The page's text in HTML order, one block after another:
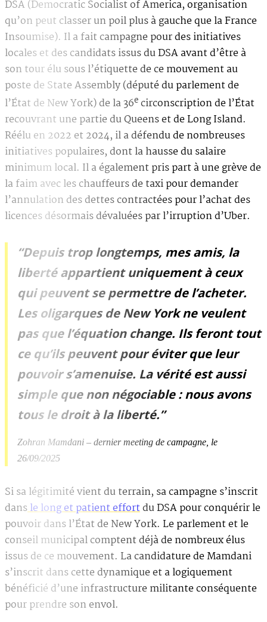
DSA (Democratic Socialist of America, organisation
qu’on peut classer un poil plus à gauche que la France
Insoumise). Il a fait campagne pour des initiatives
locales et des candidats issus du DSA avant d’être à
son tour élu sous l’étiquette de ce mouvement au
poste de State Assembly (député du parlement de
l’État de New York) de la 36ecirconscription de l’État
recouvrant une partie du Queens et de Long Island.
Réélu en 2022 et 2024, il a défendu de nombreuses
initiatives populaires, dont la hausse du salaire
minimum local. Il a également pris part à une grève de
la faim avec les chauffeurs de taxi pour demander
l’annulation des dettes contractées pour l’achat des
licences désormais dévaluées par l’irruption d’Uber.
“Depuis trop longtemps, mes amis, la
liberté appartient uniquement à ceux
qui peuvent se permettre de l’acheter.
Les oligarques de New York ne veulent
pas que l’équation change. Ils feront tout
ce qu’ils peuvent pour éviter que leur
pouvoir s’amenuise. La vérité est aussi
simple que non négociable : nous avons
tous le droit à la liberté.”
Zohran Mamdani – dernier meeting de campagne, le
26/09/2025
Si sa légitimité vient du terrain, sa campagne s’inscrit
dansle long et patient effortdu DSA pour conquérir le
pouvoir dans l’État de New York. Le parlement et le
conseil municipal comptent déjà de nombreux élus
issus de ce mouvement. La candidature de Mamdani
s’inscrit dans cette dynamique et a logiquement
bénéficié d’une infrastructure militante conséquente
pour prendre son envol.